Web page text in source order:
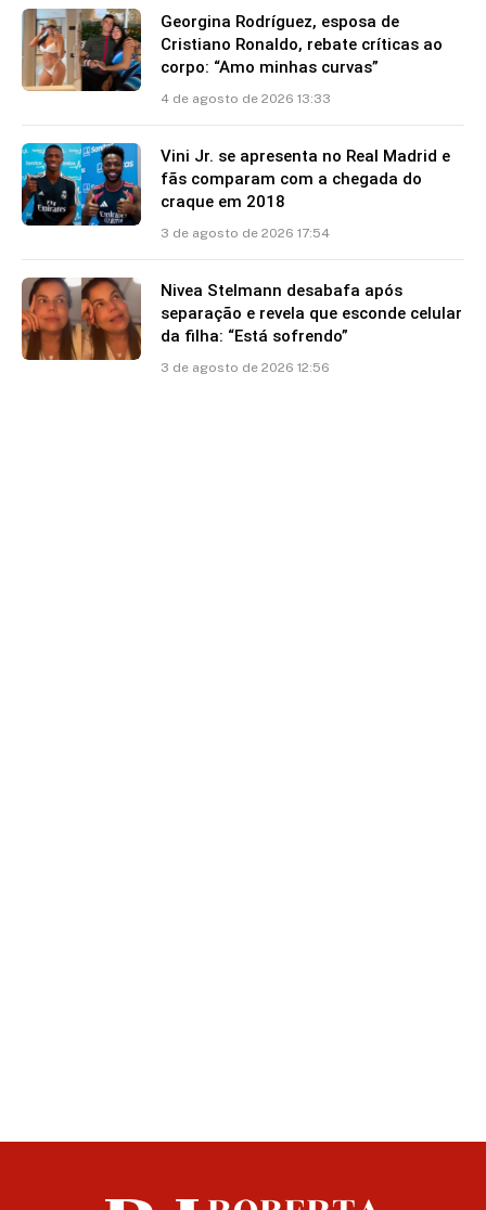
Georgina Rodríguez, esposa de
Cristiano Ronaldo, rebate críticas ao
corpo: “Amo minhas curvas”
4 de agosto de 2026 13:33
Vini Jr. se apresenta no Real Madrid e
fãs comparam com a chegada do
craque em 2018
3 de agosto de 2026 17:54
Nivea Stelmann desabafa após
separação e revela que esconde celular
da filha: “Está sofrendo”
3 de agosto de 2026 12:56